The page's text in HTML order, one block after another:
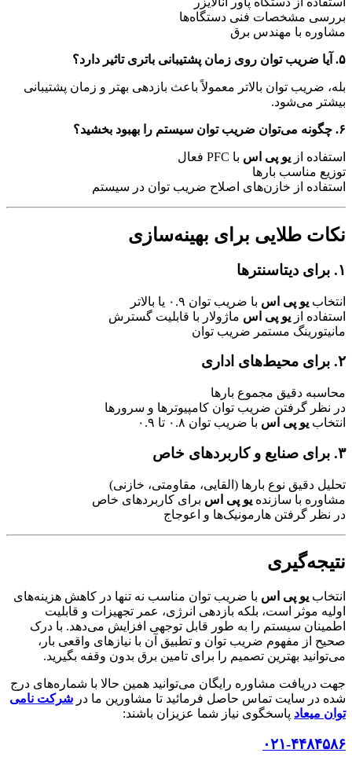
بررسی مشخصات فنی دستگاه‌ها
مشاوره با مهندس برق
۵. آیا ضریب توان روی زمان پشتیبانی باتری تاثیر دارد؟
بله، ضریب توان بالاتر معمولاً باعث بازدهی بهتر و زمان پشتیبانی
بیشتر می‌شود.
۶. چگونه می‌توان ضریب توان سیستم را بهبود بخشید؟
استفاده از یو پی اس با PFC فعال
توزیع مناسب بارها
استفاده از خازن‌های اصلاح ضریب توان در سیستم
نکات طلایی برای بهینه‌سازی
۱. برای دیتاسنترها
انتخاب یو پی اس با ضریب توان ۰.۹ یا بالاتر
استفاده از یو پی اس ماژولار با قابلیت گسترش
مانیتورینگ مستمر ضریب توان
۲. برای محیط‌های اداری
محاسبه دقیق مجموع بارها
در نظر گرفتن ضریب توان کامپیوترها و سرورها
انتخاب یو پی اس با ضریب توان ۰.۸ تا ۰.۹
۳. برای صنایع و کاربردهای خاص
تحلیل دقیق نوع بارها (القایی، مقاومتی، خازنی)
مشاوره با سازنده یو پی اس برای کاربردهای خاص
در نظر گرفتن هارمونیک‌ها و اعوجاج
نتیجه‌گیری
انتخاب یو پی اس با ضریب توان مناسب نه تنها در کاهش هزینه‌های
اولیه موثر است، بلکه بازدهی انرژی، عمر تجهیزات و قابلیت
اطمینان سیستم را به طور قابل توجهی افزایش می‌دهد. با درک
صحیح از مفهوم ضریب توان و تطبیق آن با نیازهای واقعی بار،
می‌توانید بهترین تصمیم را برای تامین برق بدون وقفه بگیرید.
جهت دریافت مشاوره رایگان می‌توانید همین حالا با شماره‌های درج
شده در سایت تماس حاصل فرمائید تا مشاورین ما در شرکت نامی
توان میعاد پاسخگوی نیاز شما عزیزان باشند:
۰۲۱-۴۴۸۴۵۸۶